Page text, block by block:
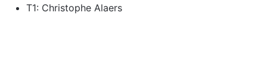
T1: Christophe Alaers